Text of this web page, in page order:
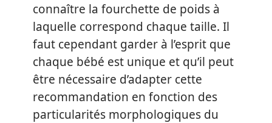
connaître la fourchette de poids à
laquelle correspond chaque taille. Il
faut cependant garder à l’esprit que
chaque bébé est unique et qu’il peut
être nécessaire d’adapter cette
recommandation en fonction des
particularités morphologiques du